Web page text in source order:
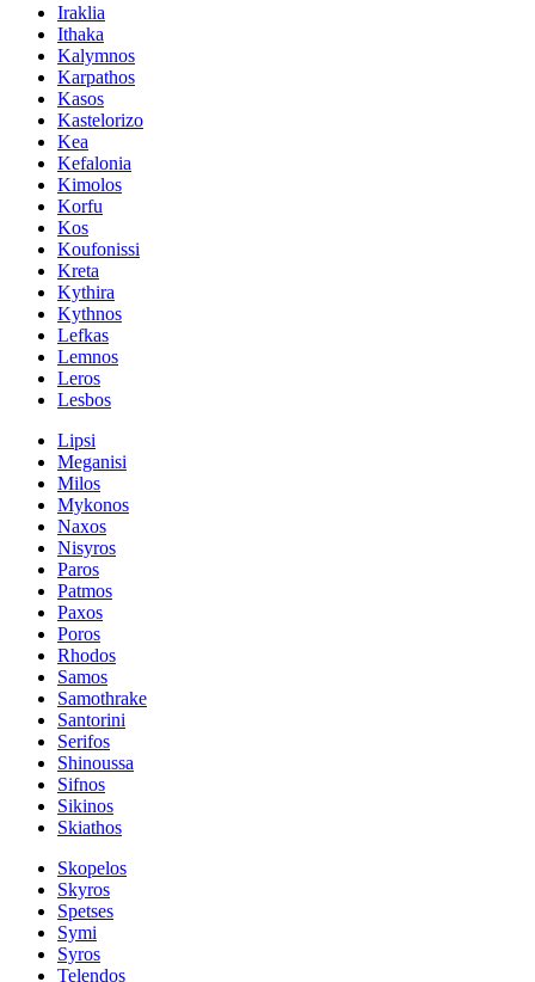
Iraklia
Ithaka
Kalymnos
Karpathos
Kasos
Kastelorizo
Kea
Kefalonia
Kimolos
Korfu
Kos
Koufonissi
Kreta
Kythira
Kythnos
Lefkas
Lemnos
Leros
Lesbos
Lipsi
Meganisi
Milos
Mykonos
Naxos
Nisyros
Paros
Patmos
Paxos
Poros
Rhodos
Samos
Samothrake
Santorini
Serifos
Shinoussa
Sifnos
Sikinos
Skiathos
Skopelos
Skyros
Spetses
Symi
Syros
Telendos